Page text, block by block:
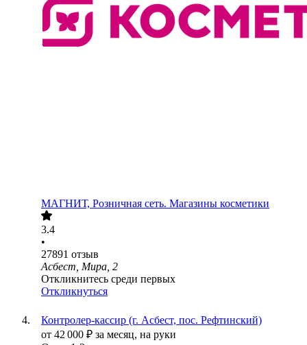
МАГНИТ, Розничная сеть. Магазины косметики
3.4
•
27891 отзыв
Асбест, Мира, 2
Откликнитесь среди первых
Откликнуться
Контролер-кассир (г. Асбест, пос. Рефтинский)
от 42 000 ₽ за месяц, на руки